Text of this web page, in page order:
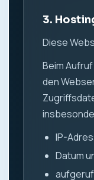
3.
Diese
Beim
den
IP-
Datum